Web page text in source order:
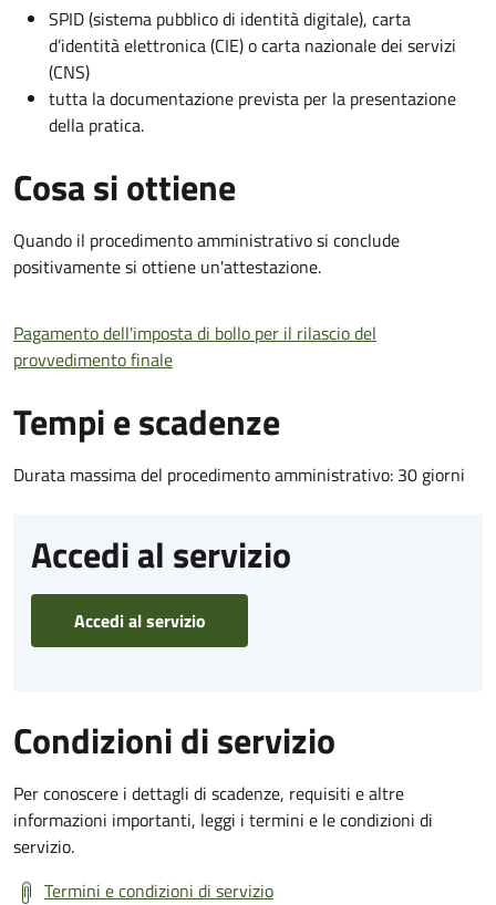
SPID (sistema pubblico di identità digitale), carta
d’identità elettronica (CIE) o carta nazionale dei servizi
(CNS)
tutta la documentazione prevista per la presentazione
della pratica.
Cosa si ottiene
Quando il procedimento amministrativo si conclude
positivamente si ottiene un'attestazione.
Pagamento dell'imposta di bollo per il rilascio del
provvedimento finale
Tempi e scadenze
Durata massima del procedimento amministrativo: 30 giorni
Accedi al servizio
Accedi al servizio
Condizioni di servizio
Per conoscere i dettagli di scadenze, requisiti e altre
informazioni importanti, leggi i termini e le condizioni di
servizio.
Termini e condizioni di servizio